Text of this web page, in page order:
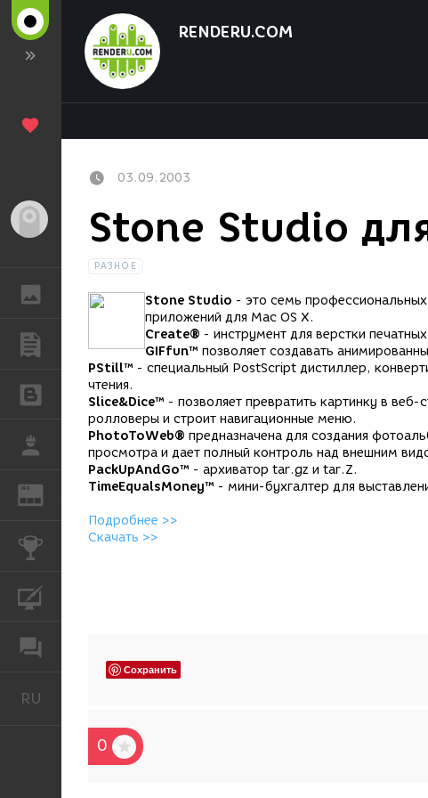
Гость
ГАЛЕРЕЯ
ПУБЛИКАЦИИ
БЛОГИ
РАБОТА
REN ЖУРНАЛ
КОНКУРСЫ
RU
RENDERU.COM
03.09.2003
Stone Studio
РАЗНОЕ
Stone Studio - это семь
приложений для Mac OS X.
Create® - инструмент для верстки
GIFfun™ позволяет создавать
PStill™ - специальный PostScript дистиллер,
чтения.
Slice&Dice™ - позволяет превратить картинку в
ролловеры и строит навигационные меню.
PhotoToWeb® предназначена для создания
просмотра и дает полный контроль над внешним
PackUpAndGo™ - архиватор tar.gz и tar.Z.
TimeEqualsMoney™ - мини-бухгалтер для
Подробнее >>
Скачать >>
Сохранить
0